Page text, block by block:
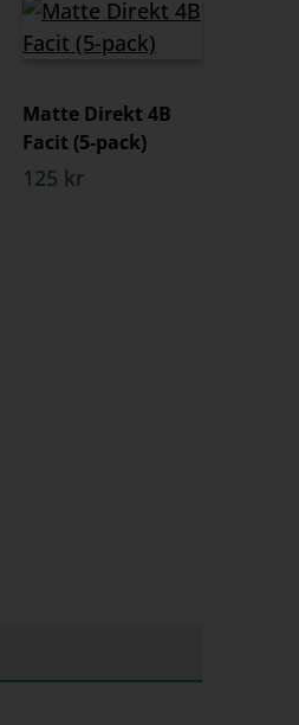
Matte Direkt 4B
Facit (5-pack)
125 kr